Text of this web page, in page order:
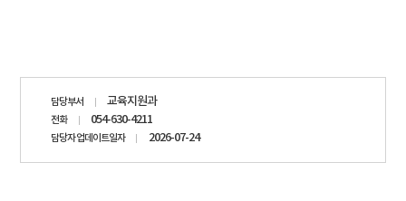
담당부서 교육지원과
전화 054-630-4211
담당자 업데이트일자 2026-07-24